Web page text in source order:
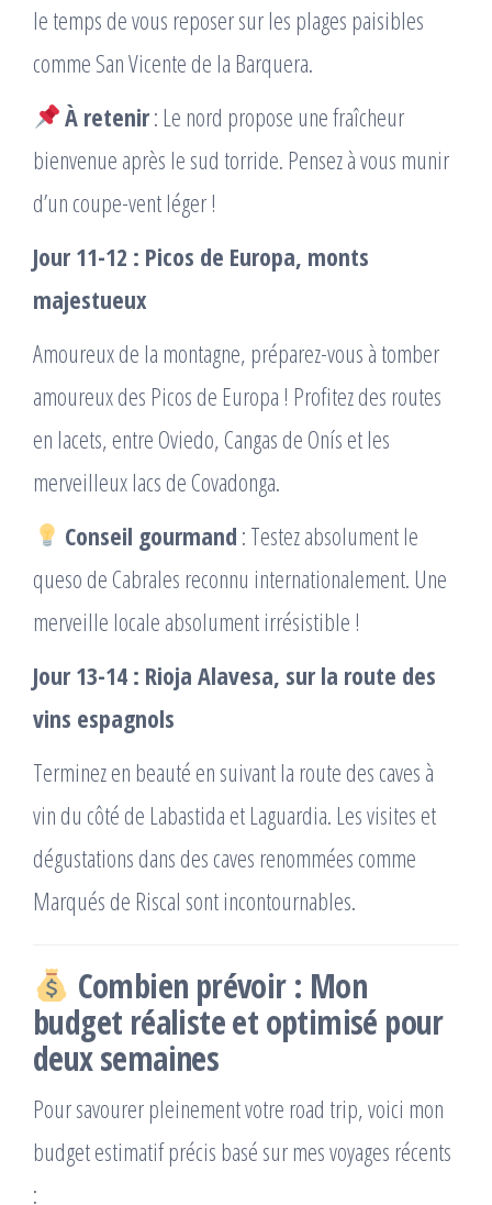
le temps de vous reposer sur les plages paisibles
comme San Vicente de la Barquera.
À retenir: Le nord propose une fraîcheur
bienvenue après le sud torride. Pensez à vous munir
d’un coupe-vent léger !
Jour 11-12 : Picos de Europa, monts
majestueux
Amoureux de la montagne, préparez-vous à tomber
amoureux des Picos de Europa ! Profitez des routes
en lacets, entre Oviedo, Cangas de Onís et les
merveilleux lacs de Covadonga.
Conseil gourmand : Testez absolument le
queso de Cabrales reconnu internationalement. Une
merveille locale absolument irrésistible !
Jour 13-14 : Rioja Alavesa, sur la route des
vins espagnols
Terminez en beauté en suivant la route des caves à
vin du côté de Labastida et Laguardia. Les visites et
dégustations dans des caves renommées comme
Marqués de Riscal sont incontournables.
Combien prévoir : Mon
budget réaliste et optimisé pour
deux semaines
Pour savourer pleinement votre road trip, voici mon
budget estimatif précis basé sur mes voyages récents
: